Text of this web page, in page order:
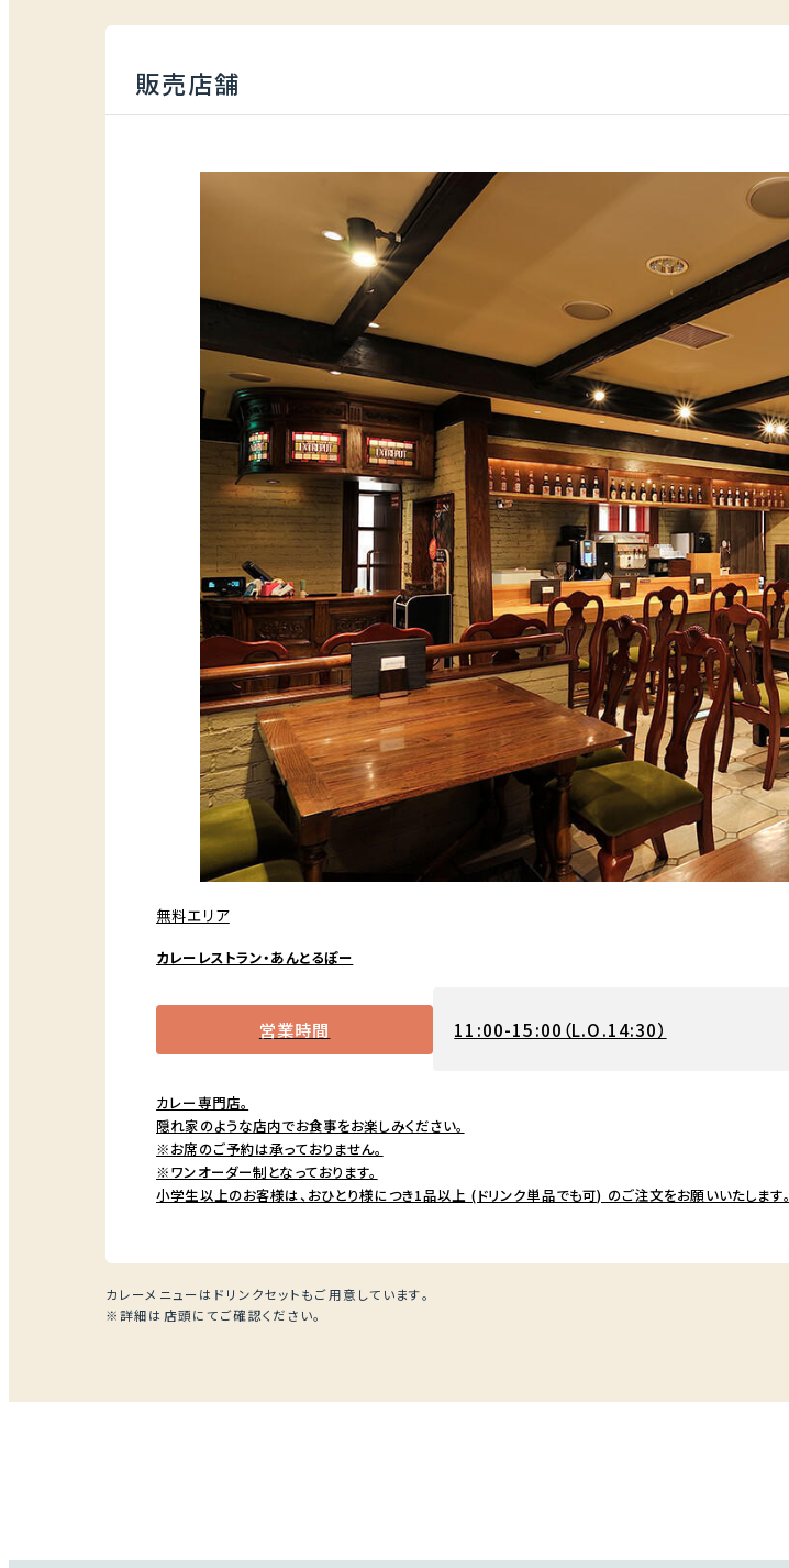
販売店舗
無料エリア
カレーレストラン・あんとるぽー
営業時間 11:00-15:00（L.O.14:30）
カレー専門店。
隠れ家のような店内でお食事をお楽しみください。
※お席のご予約は承っておりません。
※ワンオーダー制となっております。
小学生以上のお客様は、おひとり様につき1品以上 (ドリンク単品でも可) のご注文をお願いいたします。
カレーメニューはドリンクセットもご用意しています。
※詳細は店頭にてご確認ください。